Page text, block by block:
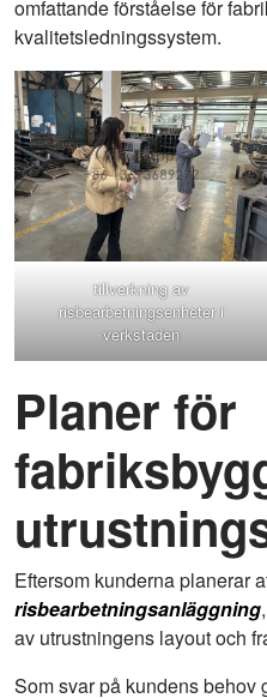
omfattande förståelse för
kvalitetsledningssystem.
tillverkning av
risbearbetningsenheter i
verkstaden
Planer för
Eftersom kunderna planerar
risbearbetningsanläggning
av utrustningens layout och
Som svar på kundens behov